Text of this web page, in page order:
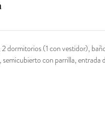
dormitorios (1 con vestidor),
semicubierto con parrilla, entrada